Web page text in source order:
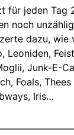
für jeden Tag
noch
dazu, wie
Leoniden,
Junk-E-
Foals,
Iris…